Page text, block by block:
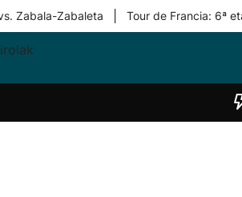
Zabala-Zabaleta Tour de Francia: 6ª